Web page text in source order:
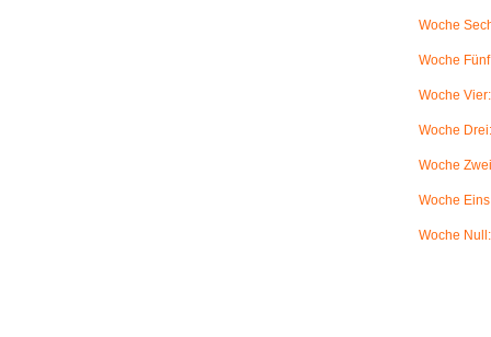
Woche
Woche
Woche
Woche
Woche
Woche
Woche